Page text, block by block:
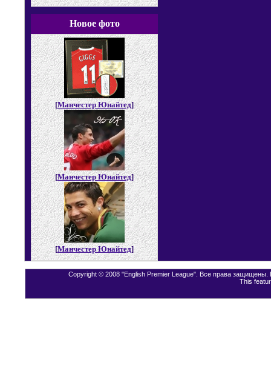
Новое фото
[Манчестер Юнайтед]
[Манчестер Юнайтед]
[Манчестер Юнайтед]
Copyright © 2008 "English Premier League". Все права защищены.
This